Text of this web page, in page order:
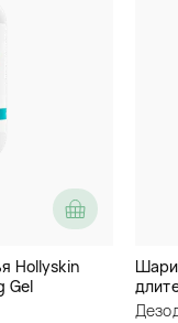
Hollyskin
Gel